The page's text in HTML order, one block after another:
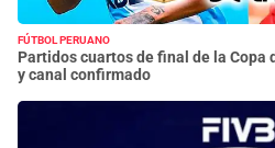
FÚTBOL PERUANO
Partidos cuartos de final de la Copa
y canal confirmado